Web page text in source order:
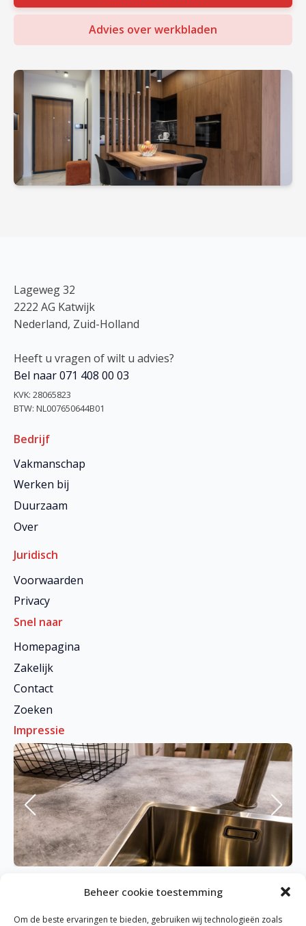
Beheer cookie toestemming
Om de beste ervaringen te bieden, gebruiken wij technologieën zoals
Advies over werkbladen
Lageweg 32
2222 AG Katwijk
Nederland, Zuid-Holland
Heeft u vragen of wilt u advies?
Bel naar 071 408 00 03
KVK: 28065823
BTW: NL007650644B01
Bedrijf
Vakmanschap
Werken bij
Duurzaam
Over
Juridisch
Voorwaarden
Privacy
Snel naar
Homepagina
Zakelijk
Contact
Zoeken
Impressie